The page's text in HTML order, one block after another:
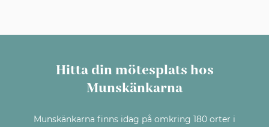
Hitta din mötesplats hos
Munskänkarna
Munskänkarna finns idag på omkring 180 orter i